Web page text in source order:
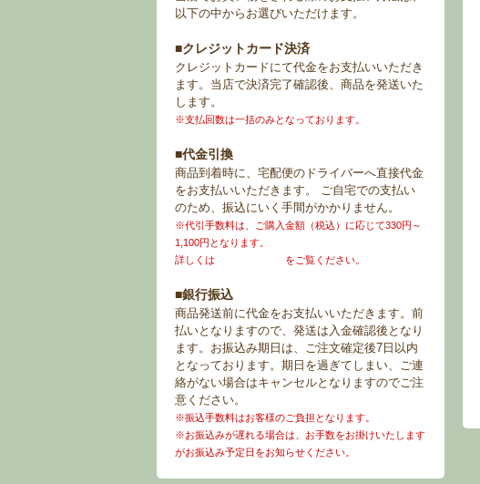
以下の中からお選びいただけます。
■クレジットカード決済
クレジットカードにて代金をお支払いいただき
ます。当店で決済完了確認後、商品を発送いた
します。
※支払回数は一括のみとなっております。
■代金引換
商品到着時に、宅配便のドライバーへ直接代金
をお支払いいただきます。 ご自宅での支払い
のため、振込にいく手間がかかりません。
※代引手数料は、ご購入金額（税込）に応じて330円～
1,100円となります。
詳しくは
をご覧ください。
■銀行振込
商品発送前に代金をお支払いいただきます。前
払いとなりますので、発送は入金確認後となり
ます。お振込み期日は、ご注文確定後7日以内
となっております。期日を過ぎてしまい、ご連
絡がない場合はキャンセルとなりますのでご注
意ください。
※振込手数料はお客様のご負担となります。
※お振込みが遅れる場合は、お手数をお掛けいたします
がお振込み予定日をお知らせください。